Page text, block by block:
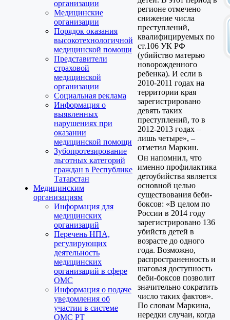
организации
Медицинские
организации
Порядок оказания
высокотехнологичной
медицинской помощи
Представители
страховой
медицинской
организации
Социальная реклама
Информация о
выявленных
нарушениях при
оказании
медицинской помощи
Зубопротезирование
льготных категорий
граждан в Республике
Татарстан
Медицинским
организациям
Информация для
медицинских
организаций
Перечень НПА,
регулирующих
деятельность
медицинских
организаций в сфере
ОМС
Информация о подаче
уведомления об
участии в системе
ОМС РТ
регионе отмечено
снижение числа
преступлений,
квалифицируемых по
ст.106 УК РФ
(убийство матерью
новорожденного
ребенка). И если в
2010-2011 годах на
территории края
зарегистрировано
девять таких
преступлений, то в
2012-2013 годах –
лишь четыре», –
отметил Маркин.
Он напомнил, что
именно профилактика
детоубийства является
основной целью
существования беби-
боксов: «В целом по
России в 2014 году
зарегистрировано 136
убийств детей в
возрасте до одного
года. Возможно,
распространенность и
шаговая доступность
беби-боксов позволит
значительно сократить
число таких фактов».
По словам Маркина,
нередки случаи, когда